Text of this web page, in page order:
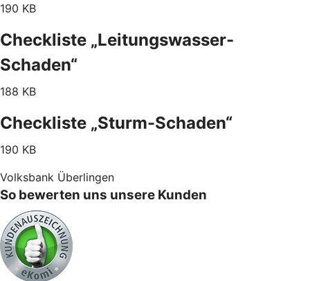
190 KB
Checkliste „Leitungswasser-
Schaden“
188 KB
Checkliste „Sturm-Schaden“
190 KB
Volksbank Überlingen
So bewerten uns unsere Kunden